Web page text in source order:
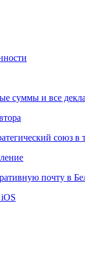
суммы и все
союз в
почту в